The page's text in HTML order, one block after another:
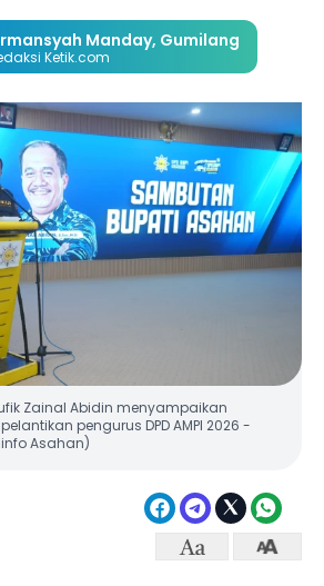
Manday, Gumilang
Ketik.com
Zainal Abidin menyampaikan
pengurus DPD AMPI 2026 -
Asahan)